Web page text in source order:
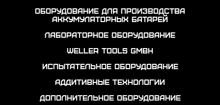
Оборудование для производства
аккумуляторных батарей
Лабораторное оборудование
Weller Tools GmbH
Испытательное оборудование
Аддитивные технологии
Дополнительное оборудование